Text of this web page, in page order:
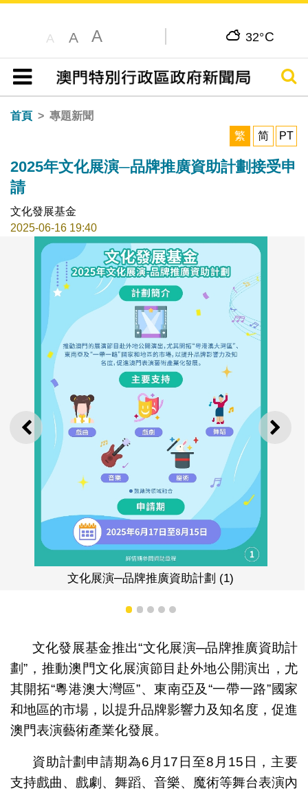
A A A 32°C
目錄
搜尋
首頁
專題新聞
繁
简 PT
2025年文化展演─品牌推廣資助計劃接受申
請
文化發展基金
2025-06-16 19:40
上一則 下一
文化展演─品牌推廣資助計劃 (1)
1 2 3 4 5
文化發展基金推出“文化展演─品牌推廣資助計
劃”，推動澳門文化展演節目赴外地公開演出，尤
其開拓“粵港澳大灣區”、東南亞及“一帶一路”國家
和地區的市場，以提升品牌影響力及知名度，促進
澳門表演藝術產業化發展。
資助計劃申請期為6月17日至8月15日，主要
支持戲曲、戲劇、舞蹈、音樂、魔術等舞台表演內